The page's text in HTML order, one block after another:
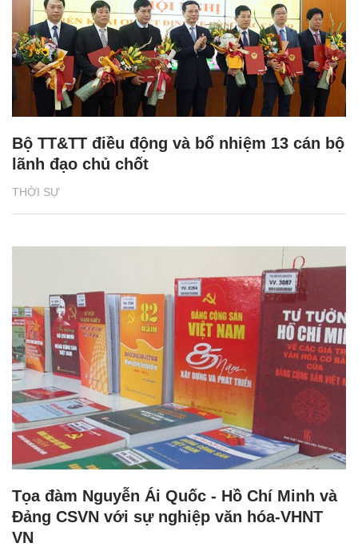
THỜI SỰ
Bộ TT&TT điều động và bổ nhiệm 13 cán bộ
lãnh đạo chủ chốt
Tọa đàm Nguyễn Ái Quốc - Hồ Chí Minh và
Đảng CSVN với sự nghiệp văn hóa-VHNT
VN